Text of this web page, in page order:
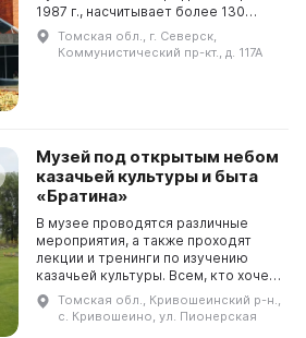
1987 г., насчитывает более 130
тысяч единиц хранения, ¾ которых
входят в государственную часть
музейного фонда...
Томская обл., г. Северск,
Коммунистический пр-кт., д. 117А
Музей под открытым небом
казачьей культуры и быта
«Братина»
В музее проводятся различные
мероприятия, а также проходят
лекции и тренинги по изучению
казачьей культуры. Всем, кто хочет
узнать о казачьей культуре и быте,
музей «Братина» предлагает
приятное и поз...
Томская обл., Кривошеинский р-н.,
с. Кривошеино, ул. Пионерская